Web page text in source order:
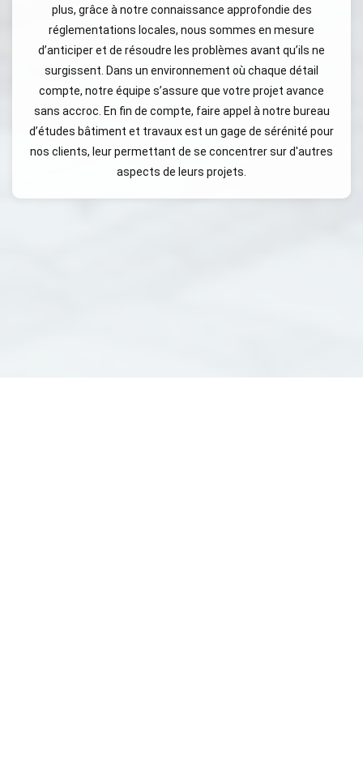
plus, grâce à notre connaissance approfondie des
réglementations locales, nous sommes en mesure
d’anticiper et de résoudre les problèmes avant qu’ils ne
surgissent. Dans un environnement où chaque détail
compte, notre équipe s’assure que votre projet avance
sans accroc. En fin de compte, faire appel à notre bureau
d’études bâtiment et travaux est un gage de sérénité pour
nos clients, leur permettant de se concentrer sur d'autres
aspects de leurs projets.